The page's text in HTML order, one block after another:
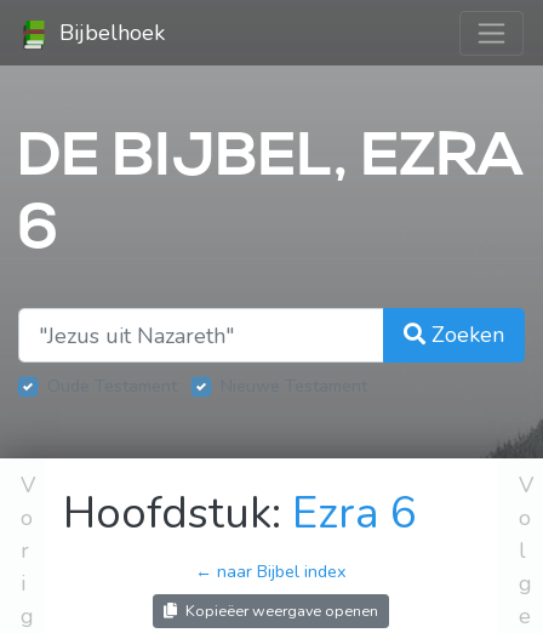
Bijbelhoek
DE BIJBEL, EZRA
6
Zoeken
V
o
r
i
g
Hoofdstuk: Ezra 6
← naar Bijbel index
Kopieëer weergave openen
V
o
l
g
e